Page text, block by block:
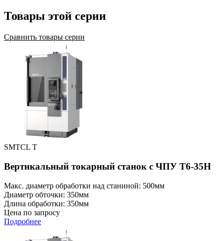
Товары этой серии
Сравнить товары серии
SMTCL T
Вертикальный токарный станок с ЧПУ T6-35H
Макс. диаметр обработки над станиной: 500мм
Диаметр обточки: 350мм
Длина обработки: 350мм
Цена по запросу
Подробнее